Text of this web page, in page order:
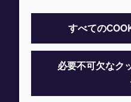
Sustainability Report
Croda.com
すべての
必要不可欠なク